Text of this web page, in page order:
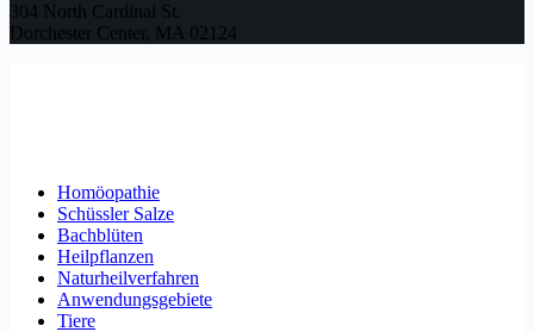
304 North Cardinal St.
Dorchester Center, MA 02124
Homöopathie
Schüssler Salze
Bachblüten
Heilpflanzen
Naturheilverfahren
Anwendungsgebiete
Tiere